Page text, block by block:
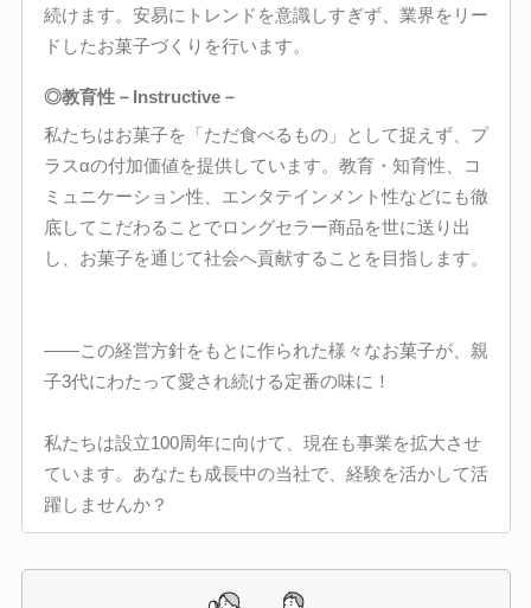
続けます。安易にトレンドを意識しすぎず、業界をリー
ドしたお菓子づくりを行います。
◎教育性－Instructive－
私たちはお菓子を「ただ食べるもの」として捉えず、プ
ラスαの付加価値を提供しています。教育・知育性、コ
ミュニケーション性、エンタテインメント性などにも徹
底してこだわることでロングセラー商品を世に送り出
し、お菓子を通じて社会へ貢献することを目指します。
――この経営方針をもとに作られた様々なお菓子が、親
子3代にわたって愛され続ける定番の味に！
私たちは設立100周年に向けて、現在も事業を拡大させ
ています。あなたも成長中の当社で、経験を活かして活
躍しませんか？